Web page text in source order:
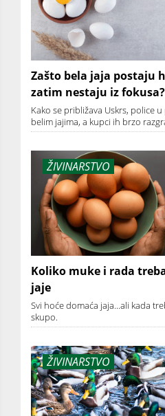
Zašto bela jaja postaju
zatim nestaju iz fokusa?
Kako se približava Uskrs, police
belim jajima, a kupci ih brzo
ŽIVINARSTVO
Koliko muke i rada
jaje
Svi hoće domaća jaja...ali kada
skupo.
ŽIVINARSTVO